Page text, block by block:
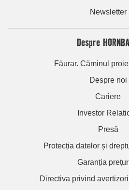
Newsletter
Despre
Făurar. Căminul
Despre noi
Cariere
Investor
Presă
Protecția datelor și
Garanția
Directiva privind